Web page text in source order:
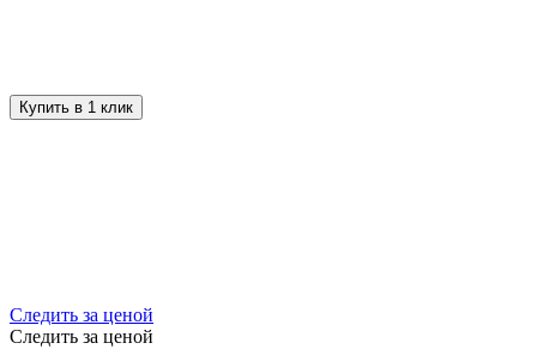
Купить в 1 клик
Следить за ценой
Следить за ценой